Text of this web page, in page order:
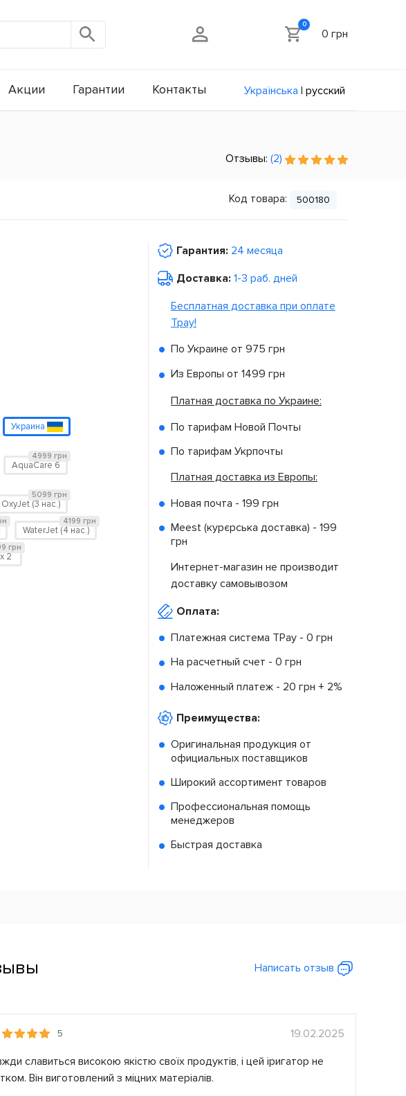
0
0 грн
Акции Гарантии Контакты Українська | русский
Отзывы: (2)
Код товара: 500180
Украина
AquaCare 6
4999 грн
OxyJet (3 нас.)
5099 грн
WaterJet (4 нас.)
4199 грн
2
грн
Гарантия: 24 месяца
Доставка: 1-3 раб. дней
Бесплатная доставка при оплате
Tpay!
По Украине от 975 грн
Из Европы от 1499 грн
Платная доставка по Украине:
По тарифам Новой Почты
По тарифам Укрпочты
Платная доставка из Европы:
Новая почта - 199 грн
Meest (курєрська доставка) - 199
грн
Интернет-магазин не производит
доставку самовывозом
Оплата:
Платежная система TPay - 0 грн
На расчетный счет - 0 грн
Наложенный платеж - 20 грн + 2%
Преимущества:
Оригинальная продукция от
официальных поставщиков
Широкий ассортимент товаров
Профессиональная помощь
менеджеров
Быстрая доставка
Написать отзыв
5
19.02.2025
славиться високою якістю своїх продуктів, і цей іригатор не
Він виготовлений з міцних матеріалів.